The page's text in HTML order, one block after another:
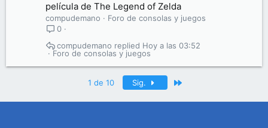
película de The Legend of Zelda
compudemano
Foro de consolas y juegos
0
Foro de consolas y juegos
Hoy a las 03:52
compudemano
1 de 10 Sig.